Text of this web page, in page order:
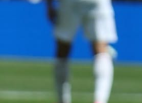
Bara je vlasnik agencije
Zastupa brojne poznate
izdvajaju Dani Olmo, Lovro
Bara je donedavno brinuo i o
je u januaru 2024. godine stigao